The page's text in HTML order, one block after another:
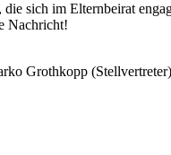
sich im Elternbeirat
Nachricht!
Grothkopp